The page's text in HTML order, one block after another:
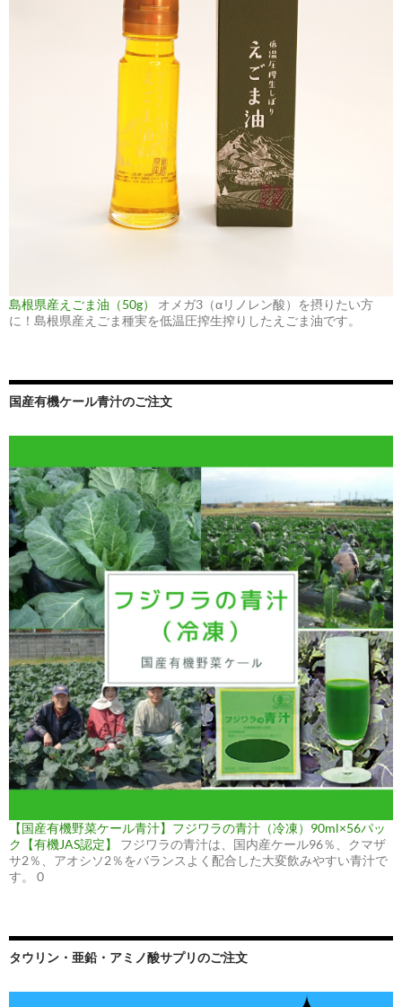
島根県産えごま油（50g）
オメガ3（αリノレン酸）を摂りたい方
に！島根県産えごま種実を低温圧搾生搾りしたえごま油です。
国産有機ケール青汁のご注文
【国産有機野菜ケール青汁】フジワラの青汁（冷凍）90ml×56パッ
ク【有機JAS認定】
フジワラの青汁は、国内産ケール96％、クマザ
サ2％、アオシソ2％をバランスよく配合した大変飲みやすい青汁で
す。 0
タウリン・亜鉛・アミノ酸サプリのご注文